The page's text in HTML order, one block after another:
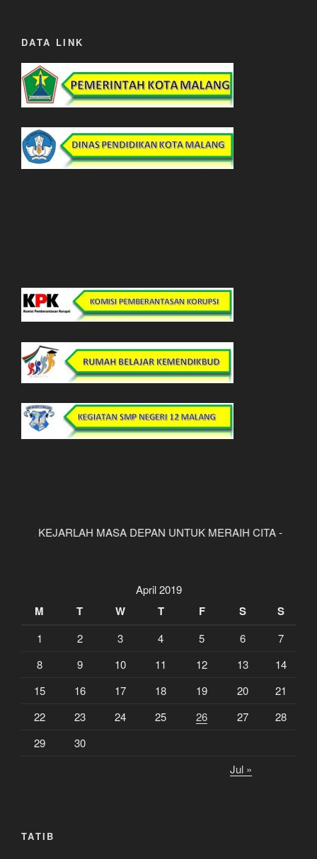
DATA LINK
MASA DEPAN UNTUK MERAIH CITA - CITAMU
April 2019
M T W T F S S
1 2 3 4 5 6
7
8
9 10 11 12 13
14
15
16 17 18 19 20
21
22
23 24 25 26 27
28
29
30
Jul »
TATIB